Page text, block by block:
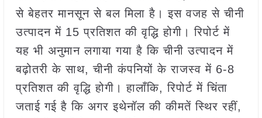
से बेहतर मानसून से बल मिला है। इस वजह से चीनी
उत्पादन में 15 प्रतिशत की वृद्धि होगी। रिपोर्ट में
यह भी अनुमान लगाया गया है कि चीनी उत्पादन में
बढ़ोतरी के साथ, चीनी कंपनियों के राजस्व में 6-8
प्रतिशत की वृद्धि होगी। हालाँकि, रिपोर्ट में चिंता
जताई गई है कि अगर इथेनॉल की कीमतें स्थिर रहीं,